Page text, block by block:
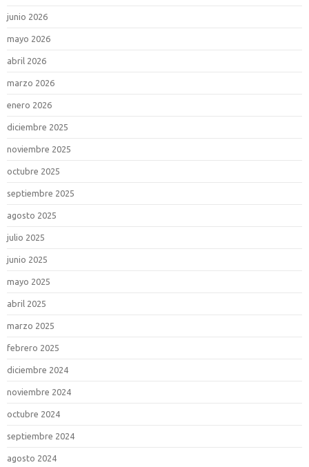
junio 2026
mayo 2026
abril 2026
marzo 2026
enero 2026
diciembre 2025
noviembre 2025
octubre 2025
septiembre 2025
agosto 2025
julio 2025
junio 2025
mayo 2025
abril 2025
marzo 2025
febrero 2025
diciembre 2024
noviembre 2024
octubre 2024
septiembre 2024
agosto 2024